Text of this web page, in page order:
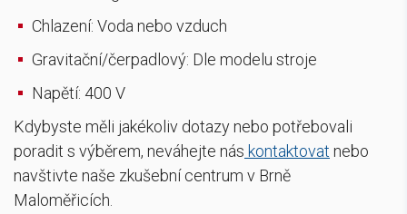
Chlazení: Voda nebo vzduch
Gravitační/čerpadlový: Dle modelu stroje
Napětí: 400 V
Kdybyste měli jakékoliv dotazy nebo potřebovali
poradit s výběrem, neváhejte nás kontaktovat nebo
navštivte naše zkušební centrum v Brně
Maloměřicích.